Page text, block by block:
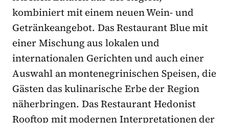
kombiniert mit einem neuen Wein- und
Getränkeangebot. Das Restaurant Blue mit
einer Mischung aus lokalen und
internationalen Gerichten und auch einer
Auswahl an montenegrinischen Speisen, die
Gästen das kulinarische Erbe der Region
näherbringen. Das Restaurant Hedonist
Rooftop mit modernen Interpretationen der